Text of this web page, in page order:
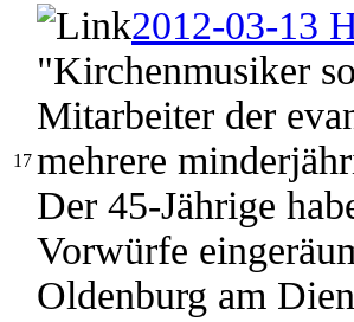
17
2012-03-13
"Kirchenmusiker
Mitarbeiter der
mehrere
Der 45-Jährige
Vorwürfe
Oldenburg am